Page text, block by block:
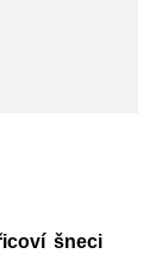
šneci